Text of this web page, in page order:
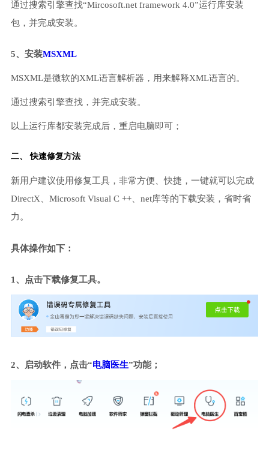
通过搜索引擎查找“Mircosoft.net framework 4.0”运行库安装
包，并完成安装。
5、安装MSXML
MSXML是微软的XML语言解析器，用来解释XML语言的。
通过搜索引擎查找，并完成安装。
以上运行库都安装完成后，重启电脑即可；
二、 快速修复方法
新用户建议使用修复工具，非常方便、快捷，一键就可以完成
DirectX、Microsoft Visual C ++、net库等的下载安装，省时省
力。
具体操作如下：
1、点击下载修复工具。
2、启动软件，点击“电脑医生”功能；